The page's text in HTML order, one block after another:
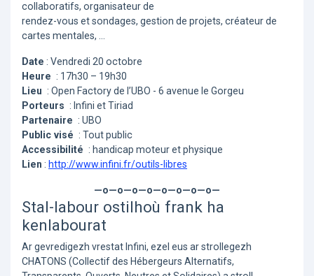
collaboratifs, organisateur de
rendez-vous et sondages, gestion de projets, créateur de
cartes mentales, …
Date : Vendredi 20 octobre
Heure : 17h30 – 19h30
Lieu : Open Factory de l’UBO - 6 avenue le Gorgeu
Porteurs : Infini et Tiriad
Partenaire : UBO
Public visé : Tout public
Accessibilité : handicap moteur et physique
Lien : http://www.infini.fr/outils-libres
—o—o—o—o—o—o—o—o—
Stal-labour ostilhoù frank ha
kenlabourat
Ar gevredigezh vrestat Infini, ezel eus ar strollegezh
CHATONS (Collectif des Hébergeurs Alternatifs,